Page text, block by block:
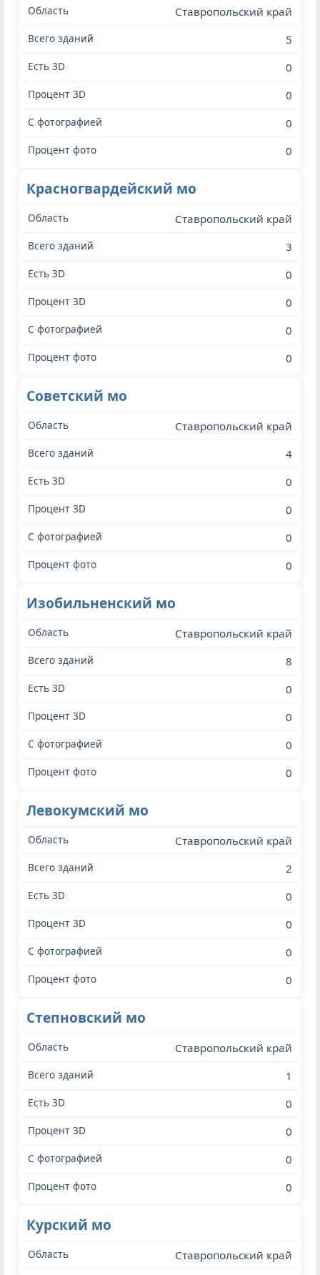
Ставропольский край
5
0
0
0
0
Красногвардейский мо
Ставропольский край
3
0
0
0
0
Советский мо
Ставропольский край
4
0
0
0
0
Изобильненский мо
Ставропольский край
8
0
0
0
0
Левокумский мо
Ставропольский край
2
0
0
0
0
Степновский мо
Ставропольский край
1
0
0
0
0
Курский мо
Ставропольский край